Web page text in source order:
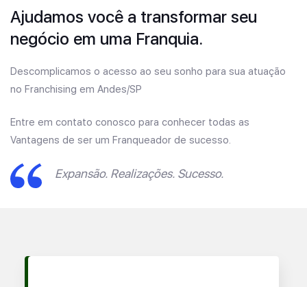
Ajudamos você a transformar seu
negócio em uma Franquia.
Descomplicamos o acesso ao seu sonho para sua atuação
no Franchising em Andes/SP
Entre em contato conosco para conhecer todas as
Vantagens de ser um Franqueador de sucesso.
Expansão. Realizações. Sucesso.